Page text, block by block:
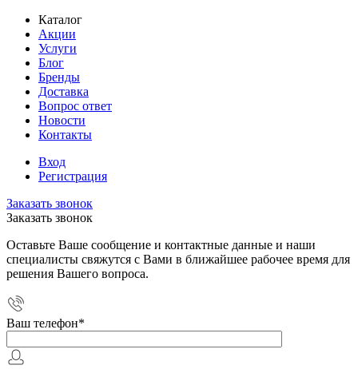
Каталог
Акции
Услуги
Блог
Бренды
Доставка
Вопрос ответ
Новости
Контакты
Вход
Регистрация
Заказать звонок
Заказать звонок
Оставьте Ваше сообщение и контактные данные и наши
специалисты свяжутся с Вами в ближайшее рабочее время для
решения Вашего вопроса.
Ваш телефон*